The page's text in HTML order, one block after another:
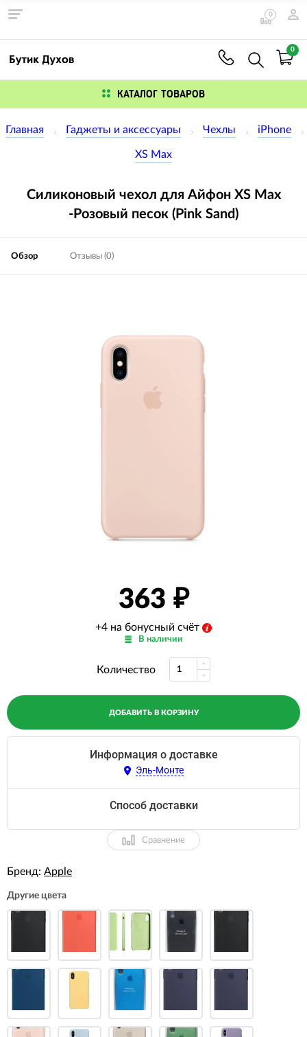
0
0
КАТАЛОГ ТОВАРОВ
Главная Гаджеты и аксессуары Чехлы iPhone
XS Max
Силиконовый чехол для Айфон XS Max
-Розовый песок (Pink Sand)
Обзор Отзывы (0)
363
+4 на бонусный счёт
В наличии
Количество
ДОБАВИТЬ В КОРЗИНУ
Информация о доставке
Эль-Монте
Способ доставки
Сравнение
Бренд: Apple
Другие цвета